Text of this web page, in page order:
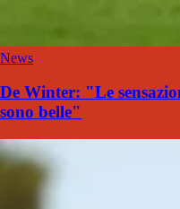
News
De Winter: "Le
sono belle"